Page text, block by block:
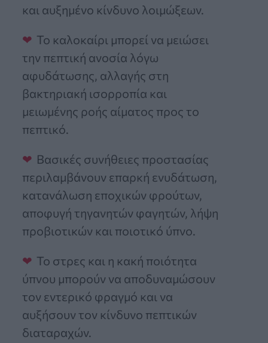
και αυξημένο κίνδυνο λοιμώξεων.
Το καλοκαίρι μπορεί να μειώσει
την πεπτική ανοσία λόγω
αφυδάτωσης, αλλαγής στη
βακτηριακή ισορροπία και
μειωμένης ροής αίματος προς το
πεπτικό.
Βασικές συνήθειες προστασίας
περιλαμβάνουν επαρκή ενυδάτωση,
κατανάλωση εποχικών φρούτων,
αποφυγή τηγανητών φαγητών, λήψη
προβιοτικών και ποιοτικό ύπνο.
Το στρες και η κακή ποιότητα
ύπνου μπορούν να αποδυναμώσουν
τον εντερικό φραγμό και να
αυξήσουν τον κίνδυνο πεπτικών
διαταραχών.